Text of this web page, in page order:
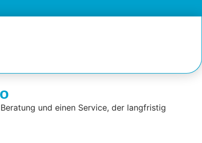
und einen Service, der langfristig